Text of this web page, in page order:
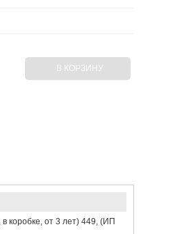
В КОРЗИНУ
коробке, от 3 лет) 449, (ИП